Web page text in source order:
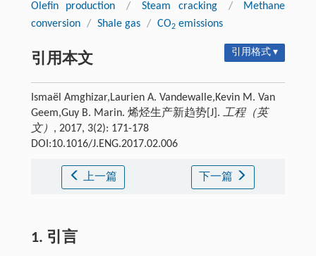
Olefin production / Steam cracking /
Methane
conversion / Shale gas / CO2emissions
引用本文 引用格式 ▾
Ismaël Amghizar,Laurien A. Vandewalle,Kevin M. Van
Geem,Guy B. Marin. 烯烃生产新趋势[J]. 工程（英
文） , 2017, 3(2): 171-178
DOI:10.1016/J.ENG.2017.02.006
上一篇 下一篇
1. 引言